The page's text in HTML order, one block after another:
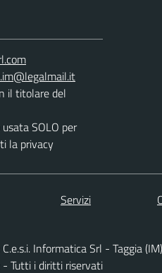
il titolare del
SOLO per
la privacy
Servizi
Informatica Srl - Taggia (IM)
- Tutti i diritti riservati